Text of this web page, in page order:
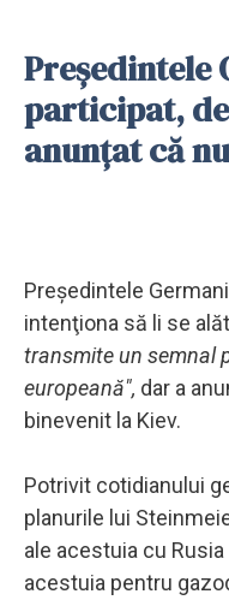
Preşedintele
participat,
anunţat că
Preşedintele
intenţiona să li se
transmite un semnal
europeană", dar a
binevenit la Kiev.
Potrivit cotidianului
planurile lui
ale acestuia cu
acestuia pentru